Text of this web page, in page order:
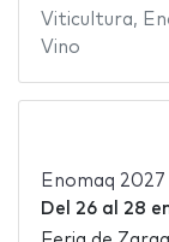
Viticultura,
Vino
Enomaq 2027
Del 26al 28